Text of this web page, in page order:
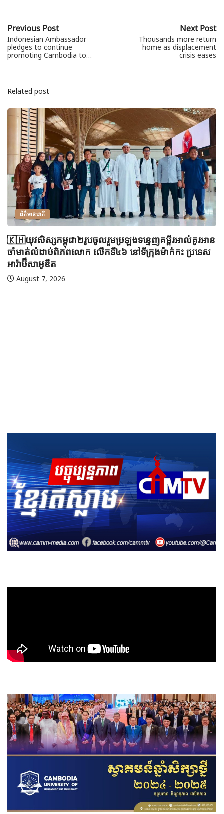
Previous Post
Indonesian Ambassador
pledges to continue
promoting Cambodia to…
Next Post
Thousands more return
home as displacement
crisis eases
Related post
ព័ត៌មានជាតិ
🇰🇭យុវសិស្សកម្ពុជា២រូបចូលរួមប្រឡងទន្ទេញគម្ពីរអាល់គូរអាន
ចាំមាត់លំដាប់ពិភពលោក លើកទី៤៦ នៅទីក្រុងម៉ាក់កះ ប្រទេស
អារ៉ាប៊ីសាអូឌីត
August 7, 2026